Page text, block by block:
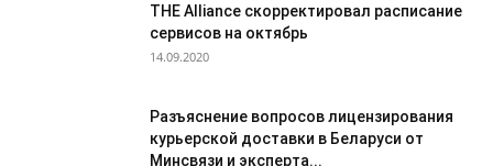
THE Alliance скорректировал расписание
сервисов на октябрь
14.09.2020
Разъяснение вопросов лицензирования
курьерской доставки в Беларуси от
Минсвязи и эксперта...